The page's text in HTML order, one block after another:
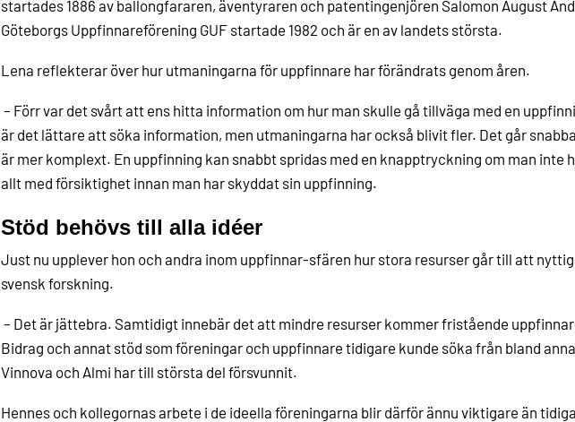
startades 1886 av ballongfararen, äventyraren och patentingenjören Salomon August
Göteborgs Uppfinnareförening GUF startade 1982 och är en av landets största.
Lena reflekterar över hur utmaningarna för uppfinnare har förändrats genom åren.
– Förr var det svårt att ens hitta information om hur man skulle gå tillväga med en
är det lättare att söka information, men utmaningarna har också blivit fler. Det går
är mer komplext. En uppfinning kan snabbt spridas med en knapptryckning om man inte
allt med försiktighet innan man har skyddat sin uppfinning.
Stöd behövs till alla idéer
Just nu upplever hon och andra inom uppfinnar-sfären hur stora resurser går till att
svensk forskning.
– Det är jättebra. Samtidigt innebär det att mindre resurser kommer fristående
Bidrag och annat stöd som föreningar och uppfinnare tidigare kunde söka från bland
Vinnova och Almi har till största del försvunnit.
Hennes och kollegornas arbete i de ideella föreningarna blir därför ännu viktigare än